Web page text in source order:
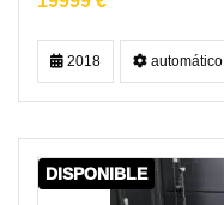
2018 automático
DISPONIBLE